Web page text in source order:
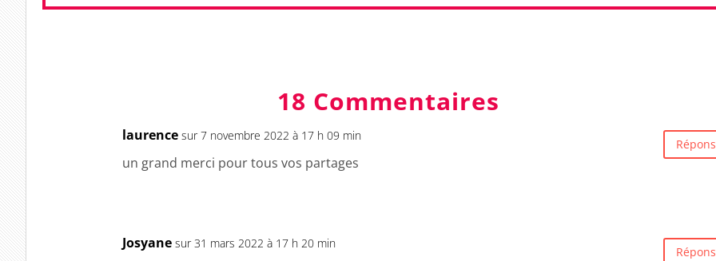
18 Commentaires
laurence sur 7 novembre 2022 à 17 h 09 min
un grand merci pour tous vos partages
Josyane sur 31 mars 2022 à 17 h 20 min